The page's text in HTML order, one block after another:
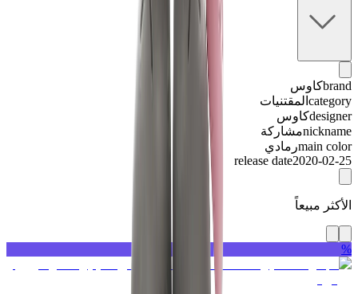
brandكاوس
category المقتنيات
designerكاوس
nicknameمشاركة
main colorرمادي
release date2020-02-25
الأكثر مبيعاً
%